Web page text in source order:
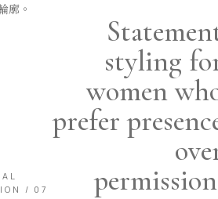
廓。
/ 07
styling
women
prefer